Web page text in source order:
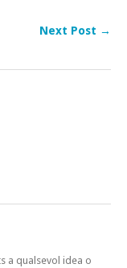
Next Post →
a qualsevol idea o